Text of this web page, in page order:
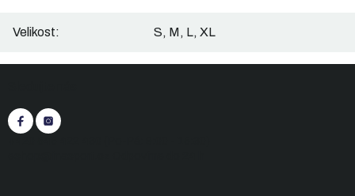
Velikost: S, M, L, XL
a